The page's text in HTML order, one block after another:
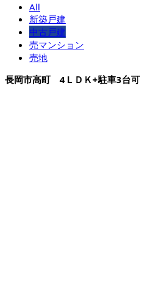
All
新築戸建
中古戸建
売マンション
売地
長岡市高町 4ＬＤＫ+駐車3台可